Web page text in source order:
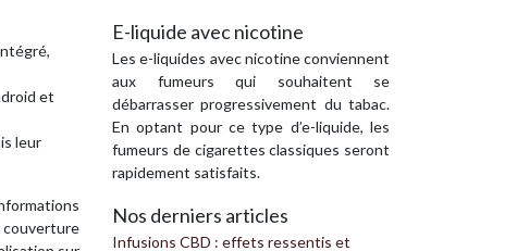
et
leur
couverture
E-liquide avec nicotine
Les e-liquides avec nicotine conviennent
aux fumeurs qui souhaitent se
débarrasser progressivement du tabac.
En optant pour ce type d’e-liquide, les
fumeurs de cigarettes classiques seront
rapidement satisfaits.
Nos derniers articles
Infusions CBD : effets ressentis et